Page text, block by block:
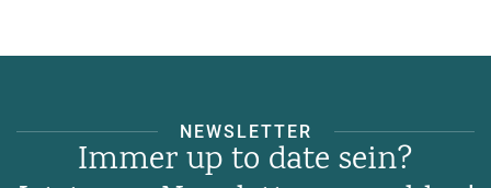
NEWSLETTER
Immer up to date sein?